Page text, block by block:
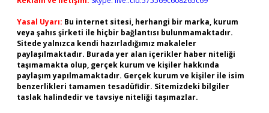
Yasal Uyarı: Bu internet sitesi, herhangi bir marka, kurum
veya şahıs şirketi ile hiçbir bağlantısı bulunmamaktadır.
Sitede yalnızca kendi hazırladığımız makaleler
paylaşılmaktadır. Burada yer alan içerikler haber niteliği
taşımamakta olup, gerçek kurum ve kişiler hakkında
paylaşım yapılmamaktadır. Gerçek kurum ve kişiler ile isim
benzerlikleri tamamen tesadüfidir. Sitemizdeki bilgiler
taslak halindedir ve tavsiye niteliği taşımazlar.